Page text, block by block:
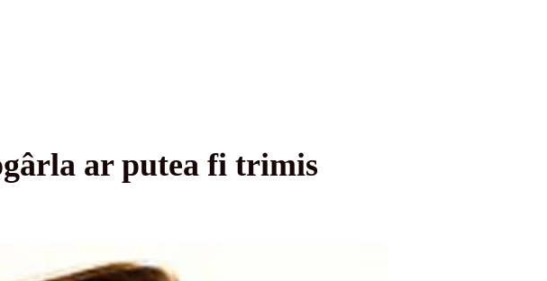
ar putea fi trimis